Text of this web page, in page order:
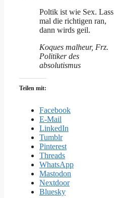
Poltik ist wie Sex. Lass
mal die richtigen ran,
dann wirds geil.
Koques malheur, Frz.
Politiker des
absolutismus
Teilen mit:
Facebook
E-Mail
LinkedIn
Tumblr
Pinterest
Threads
WhatsApp
Mastodon
Nextdoor
Bluesky